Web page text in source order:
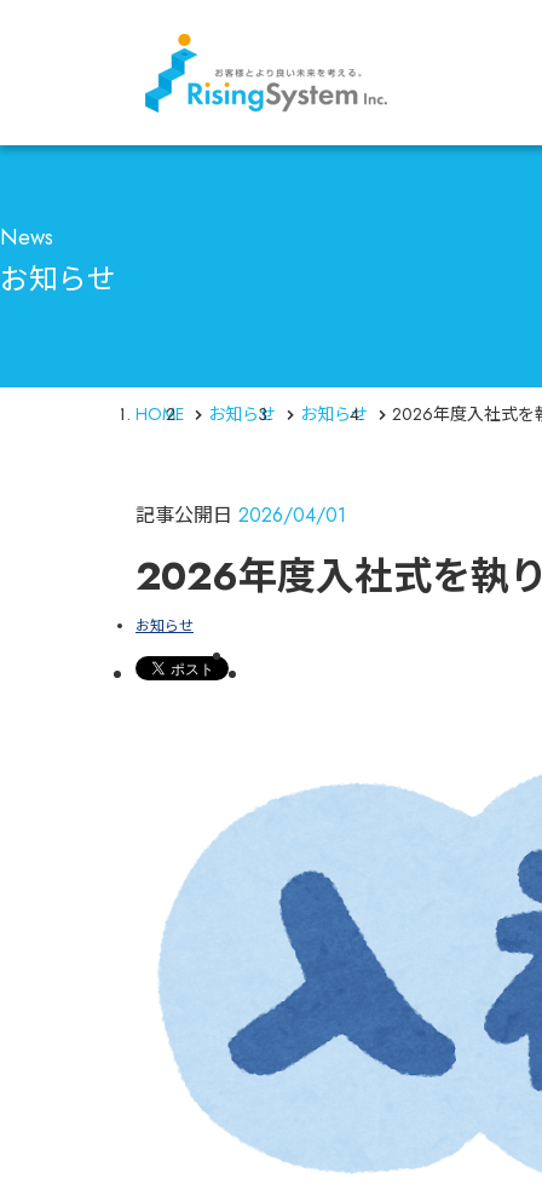
News
お知らせ
HOME お知らせ お知らせ 2026年度入社式を
記事公開日 2026/04/01
2026年度入社式を執
お知らせ